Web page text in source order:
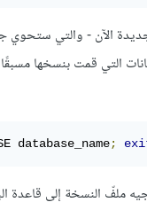
الآن - والتي ستحوي
التي قمت بنسخها
database_name;
ملفّ النسخة إلى قاعدة